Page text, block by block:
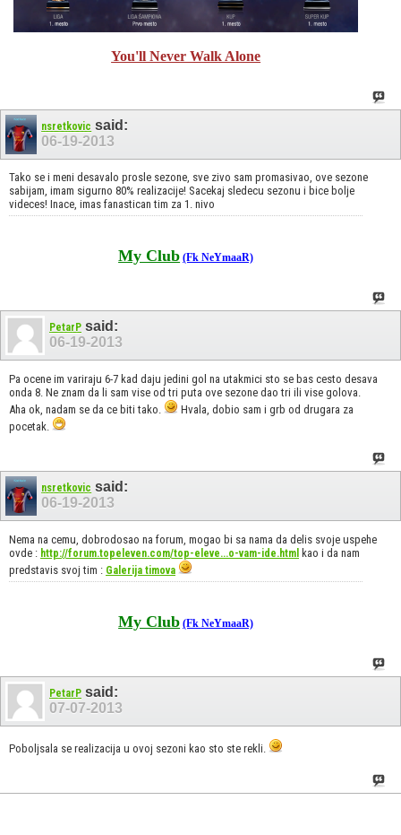
You'll Never Walk Alone
nsretkovic said:
06-19-2013
Tako se i meni desavalo prosle sezone, sve zivo sam promasivao, ove sezone
sabijam, imam sigurno 80% realizacije! Sacekaj sledecu sezonu i bice bolje
videces! Inace, imas fanastican tim za 1. nivo
My Club (Fk NeYmaaR)
PetarP said:
06-19-2013
Pa ocene im variraju 6-7 kad daju jedini gol na utakmici sto se bas cesto desava
onda 8. Ne znam da li sam vise od tri puta ove sezone dao tri ili vise golova.
Aha ok, nadam se da ce biti tako.
Hvala, dobio sam i grb od drugara za
pocetak.
nsretkovic said:
06-19-2013
Nema na cemu, dobrodosao na forum, mogao bi sa nama da delis svoje uspehe
ovde : http://forum.topeleven.com/top-eleve...o-vam-ide.html kao i da nam
predstavis svoj tim : Galerija timova
My Club (Fk NeYmaaR)
PetarP said:
07-07-2013
Poboljsala se realizacija u ovoj sezoni kao sto ste rekli.